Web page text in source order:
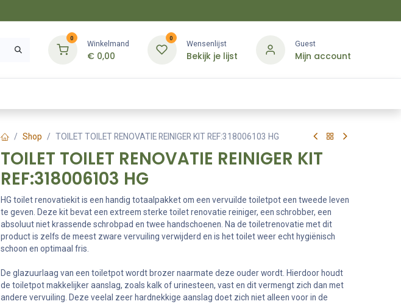
0
Winkelmand
€ 0,00
0
Wensenlijst
Bekijk je lijst
Guest
Mijn account
Shop TOILET TOILET RENOVATIE REINIGER KIT REF:318006103 HG
TOILET TOILET RENOVATIE REINIGER KIT
REF:318006103 HG
HG toilet renovatiekit is een handig totaalpakket om een vervuilde toiletpot een tweede leven
te geven. Deze kit bevat een extreem sterke toilet renovatie reiniger, een schrobber, een
absoluut niet krassende schrobpad en twee handschoenen. Na de toiletrenovatie met dit
product is zelfs de meest zware vervuiling verwijderd en is het toilet weer echt hygiënisch
schoon en optimaal fris.
De glazuurlaag van een toiletpot wordt brozer naarmate deze ouder wordt. Hierdoor houdt
de toiletpot makkelijker aanslag, zoals kalk of urinesteen, vast en dit vermengt zich dan met
andere vervuiling. Deze veelal zeer hardnekkige aanslag doet zich niet alleen voor in de